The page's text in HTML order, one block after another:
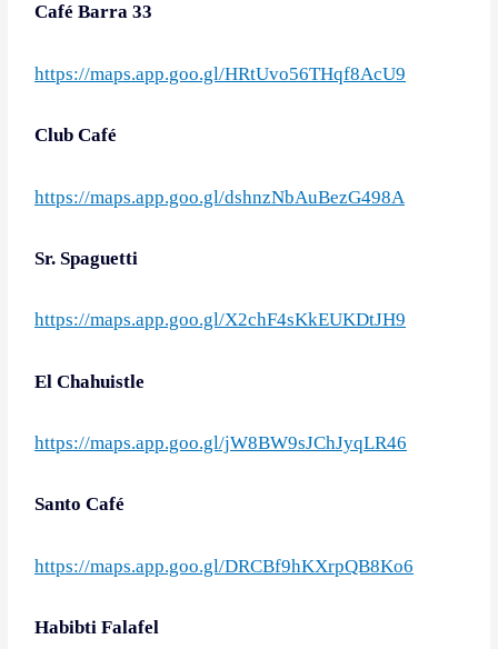
Café Barra 33
https://maps.app.goo.gl/HRtUvo56THqf8AcU9
Club Café
https://maps.app.goo.gl/dshnzNbAuBezG498A
Sr. Spaguetti
https://maps.app.goo.gl/X2chF4sKkEUKDtJH9
El Chahuistle
https://maps.app.goo.gl/jW8BW9sJChJyqLR46
Santo Café
https://maps.app.goo.gl/DRCBf9hKXrpQB8Ko6
Habibti Falafel